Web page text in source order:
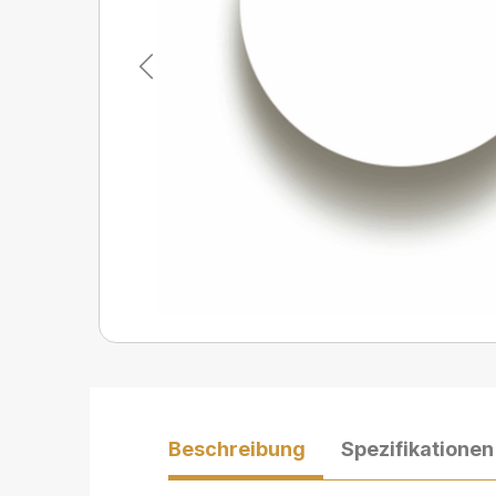
Previous
Beschreibung Spezifikationen